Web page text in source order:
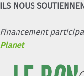
ILS NOUS
Financement
Planet